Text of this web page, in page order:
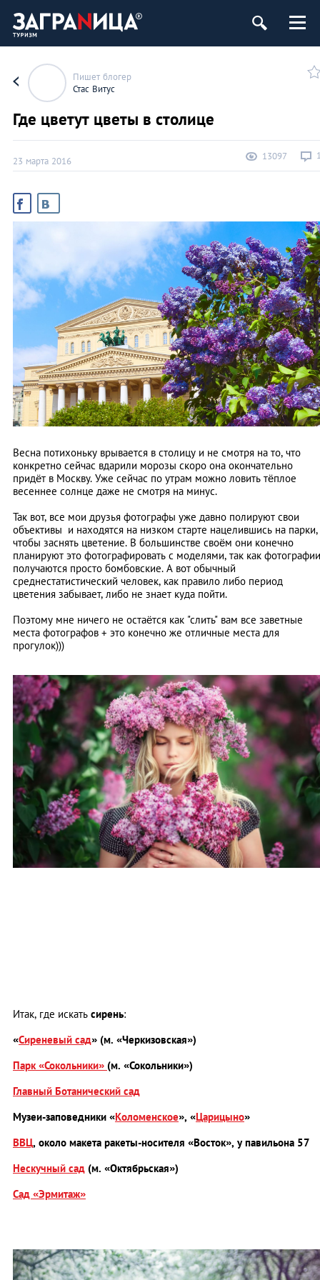
Пишет блогер
Стас Витус
Где цветут цветы в столице
23 марта 2016 13097
Весна потихоньку врывается в столицу и не смотря на то, что
конкретно сейчас вдарили морозы скоро она окончательно
придёт в Москву. Уже сейчас по утрам можно ловить тёплое
весеннее солнце даже не смотря на минус.
Так вот, все мои друзья фотографы уже давно полируют свои
объективы и находятся на низком старте нацелившись на парки,
чтобы заснять цветение. В большинстве своём они конечно
планируют это фотографировать с моделями, так как фотографии
получаются просто бомбовские. А вот обычный
среднестатистический человек, как правило либо период
цветения забывает, либо не знает куда пойти.
Поэтому мне ничего не остаётся как "слить" вам все заветные
места фотографов + это конечно же отличные места для
прогулок)))
Итак, где искать сирень:
«Сиреневый сад» (м. «Черкизовская»)
Парк «Сокольники» (м. «Сокольники»)
Главный Ботанический сад
Музеи-заповедники «Коломенское», «Царицыно»
ВВЦ, около макета ракеты-носителя «Восток», у павильона 57
Нескучный сад (м. «Октябрьская»)
Сад «Эрмитаж»